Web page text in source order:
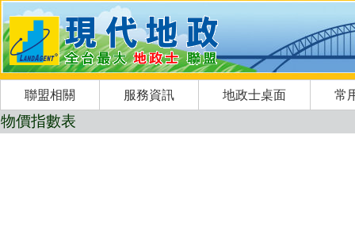
聯盟相關 服務資訊 地政士桌面 常
物價指數表 請